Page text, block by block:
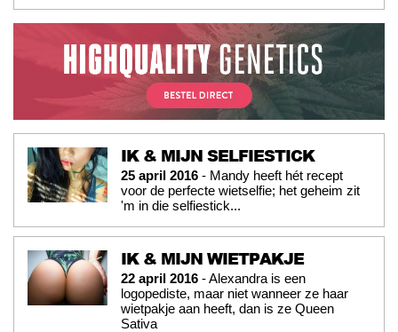
IK & MIJN SELFIESTICK
25 april 2016 - Mandy heeft hét recept
voor de perfecte wietselfie; het geheim zit
'm in die selfiestick...
IK & MIJN WIETPAKJE
22 april 2016 - Alexandra is een
logopediste, maar niet wanneer ze haar
wietpakje aan heeft, dan is ze Queen
Sativa